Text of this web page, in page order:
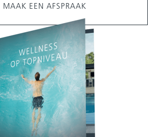
MAAK EEN AFSPRAAK